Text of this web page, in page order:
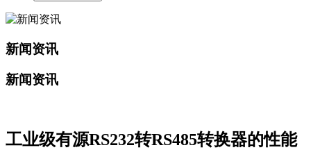
新闻资讯
新闻资讯
工业级有源RS232转RS485转换器的性能